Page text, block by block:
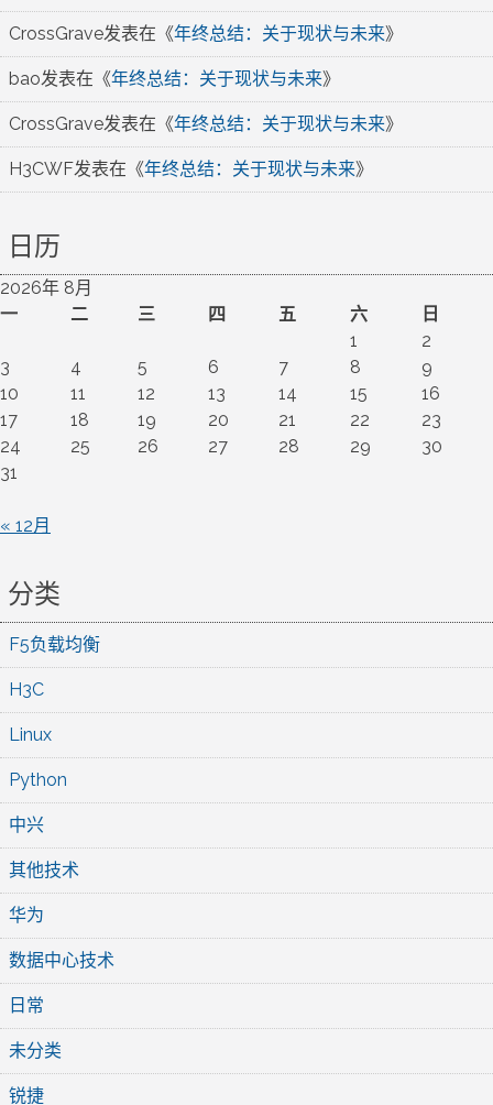
CrossGrave发表在《年终总结：关于现状与未来》
bao发表在《年终总结：关于现状与未来》
CrossGrave发表在《年终总结：关于现状与未来》
H3CWF发表在《年终总结：关于现状与未来》
日历
2026年 8月
一
二 三 四 五 六
日
1
2
3
4 5 6 7 8
9
10
11 12 13 14 15
16
17
18 19 20 21 22
23
24
25 26 27 28 29
30
31
« 12月
分类
F5负载均衡
H3C
Linux
Python
中兴
其他技术
华为
数据中心技术
日常
未分类
锐捷